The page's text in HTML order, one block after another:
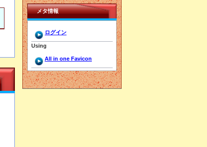
メタ情報
ログイン
Using
All in one Favicon